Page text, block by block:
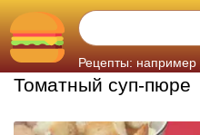
Рецепты: например
Томатный суп-пюре